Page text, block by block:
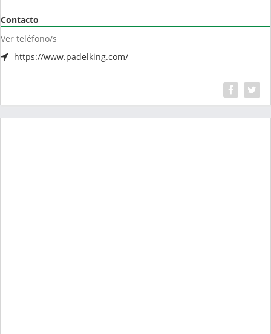
Contacto
Ver teléfono/s
https://www.padelking.com/